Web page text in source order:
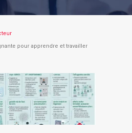
pour apprendre et travailler